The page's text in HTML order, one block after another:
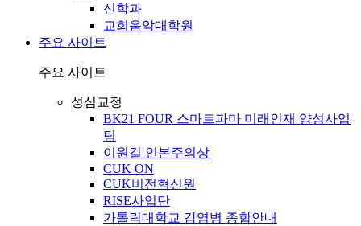
신학과
교회음악대학원
주요 사이트
주요 사이트
성심교정
BK21 FOUR 스마트파마 미래인재 양성사업
팀
이원길 인본주의상
CUK ON
CUK비전혁신원
RISE사업단
가톨릭대학교 감염병 종합안내